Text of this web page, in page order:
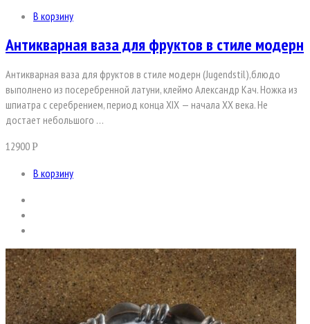
В корзину
Антикварная ваза для фруктов в стиле модерн
Антикварная ваза для фруктов в стиле модерн (Jugendstil),блюдо
выполнено из посеребренной латуни, клеймо Александр Кач. Ножка из
шпиатра с серебрением, период конца XIX — начала XX века. Не
достает небольшого …
12900Р
В корзину